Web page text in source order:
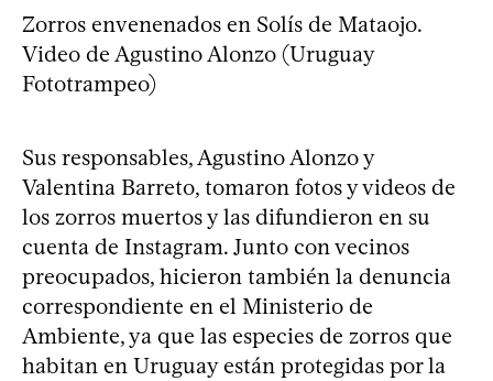
Zorros envenenados en Solís de Mataojo.
Video de Agustino Alonzo (Uruguay
Fototrampeo)
Sus responsables, Agustino Alonzo y
Valentina Barreto, tomaron fotos y videos de
los zorros muertos y las difundieron en su
cuenta de Instagram. Junto con vecinos
preocupados, hicieron también la denuncia
correspondiente en el Ministerio de
Ambiente, ya que las especies de zorros que
habitan en Uruguay están protegidas por la